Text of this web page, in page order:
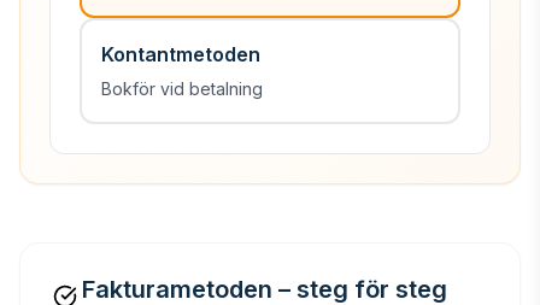
Kontantmetoden
Bokför vid betalning
Fakturametoden – steg för steg